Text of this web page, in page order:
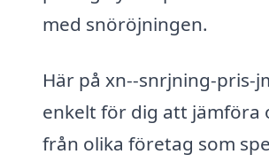
med snöröjningen.
Här på xn--snrjning-pris-
enkelt för dig att jämföra
från olika företag som